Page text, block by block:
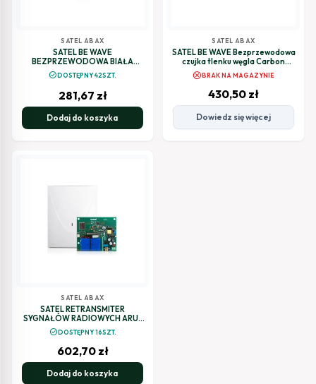
SATEL ABAX
SATEL BE WAVE
BEZPRZEWODOWA BIAŁA
CZUJKA KURTYNOWA CURTAIN
DETECTOR (ACD-220)
check_circleDOSTĘPNY 42SZT.
281,67 zł
Dodaj do koszyka
SATEL ABAX
SATEL BE WAVE Bezprzewodowa
czujka tlenku węgla Carbon
Monoxide Detector ACMD-200
ABAX2
cancelBRAK NA MAGAZYNIE
430,50 zł
Dowiedz się więcej
SATEL ABAX
SATEL RETRANSMITER
SYGNAŁÓW RADIOWYCH ARU-
check_circleDOSTĘPNY 16SZT.
602,70 zł
Dodaj do koszyka